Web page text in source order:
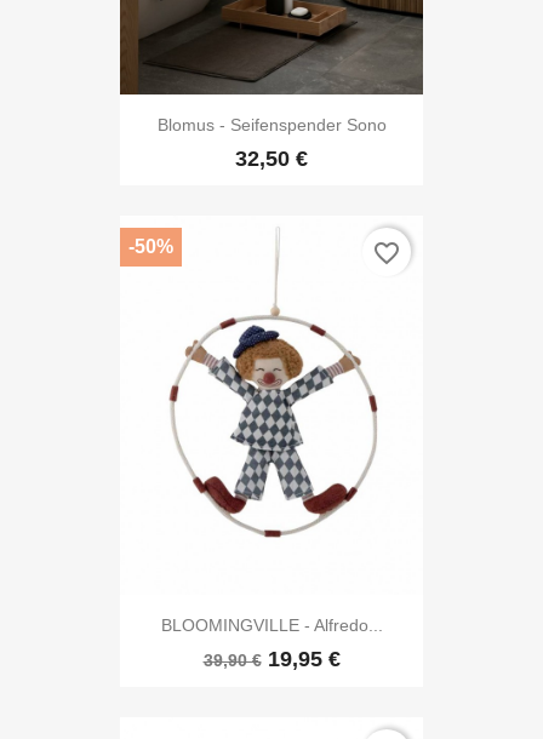
Blomus - Seifenspender Sono
32,50 €
BLOOMINGVILLE - Alfredo...
39,90 € 19,95 €
-50% favorite_border